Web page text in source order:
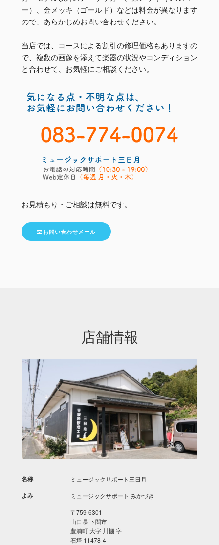
ー）、金メッキ（ゴールド）などは料金が異なります
ので、あらかじめお問い合わせください。
当店では、コースによる割引の修理価格もありますの
で、複数の画像を添えて楽器の状況やコンディション
と合わせて、お気軽にご相談ください。
お見積もり・ご相談は無料です。
お問い合わせメール
店舗情報
名称 ミュージックサポート三日月
よみ ミュージックサポート みかづき
〒759-6301
山口県 下関市
豊浦町 大字 川棚 字
石塔 11478-4